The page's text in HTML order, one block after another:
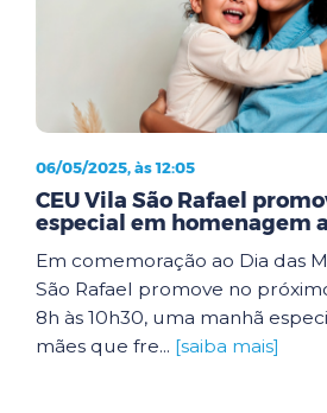
06/05/2025, às 12:05
CEU Vila São Rafael
especial em homenagem
Em comemoração ao Dia das
São Rafael promove no
8h às 10h30, uma manhã
mães que fre... [saiba mais]